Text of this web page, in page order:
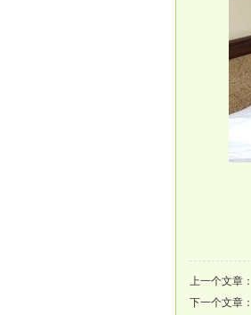
上一个文章：
下一个文章：